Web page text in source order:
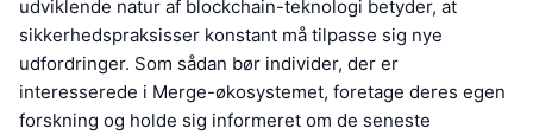
udviklende natur af blockchain-teknologi betyder, at
sikkerhedspraksisser konstant må tilpasse sig nye
udfordringer. Som sådan bør individer, der er
interesserede i Merge-økosystemet, foretage deres egen
forskning og holde sig informeret om de seneste